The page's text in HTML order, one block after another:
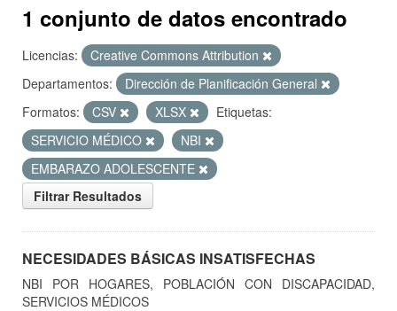
1 conjunto de datos encontrado
Licencias:
Creative Commons Attribution
Departamentos:
Dirección de Planificación General
Formatos:
CSV XLSX
Etiquetas:
SERVICIO MÉDICO
NBI
EMBARAZO ADOLESCENTE
Filtrar Resultados
NECESIDADES BÁSICAS INSATISFECHAS
NBI POR HOGARES, POBLACIÓN CON DISCAPACIDAD,
SERVICIOS MÉDICOS